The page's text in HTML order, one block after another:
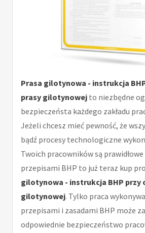
Prasa gilotynowa - instrukcja
prasy gilotynowej to niezbędne
bezpieczeństa każdego zakładu
Jeżeli chcesz mieć pewność, że
bądź procesy technologiczne
Twoich pracowników są
przepisami BHP to już teraz kup
gilotynowa - instrukcja BHP przy
gilotynowej. Tylko praca
przepisami i zasadami BHP może
odpowiednie bezpieczeństwo